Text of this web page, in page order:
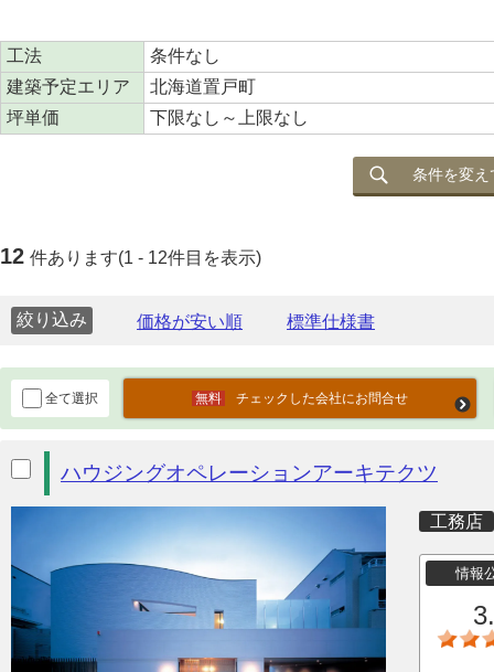
工法
条件なし
建築予定エリア
北海道置戸町
坪単価
下限なし～上限なし
条件を変え
12 件あります(1 - 12件目を表示)
絞り込み
全て選択 チェックした会社にお問合せ
ハウジングオペレーションアーキテクツ
工務店
情報